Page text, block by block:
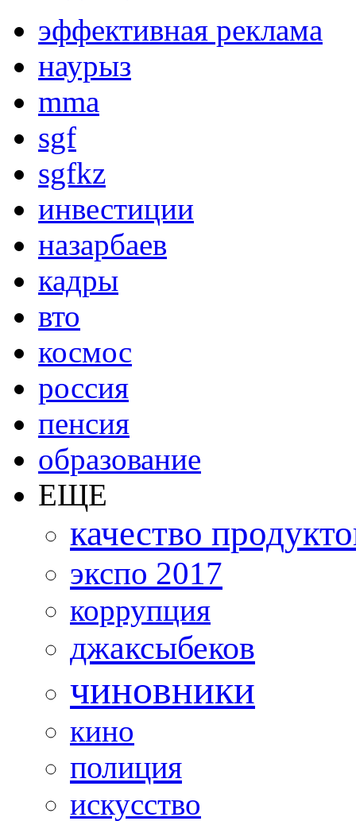
эффективная реклама
наурыз
mma
sgf
sgfkz
инвестиции
назарбаев
кадры
вто
космос
россия
пенсия
образование
ЕЩЕ
качество
экспо 2017
коррупция
джаксыбеков
чиновники
кино
полиция
искусство